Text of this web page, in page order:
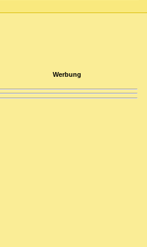
Werbung